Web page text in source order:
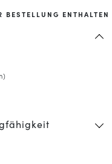
ENTHALTEN